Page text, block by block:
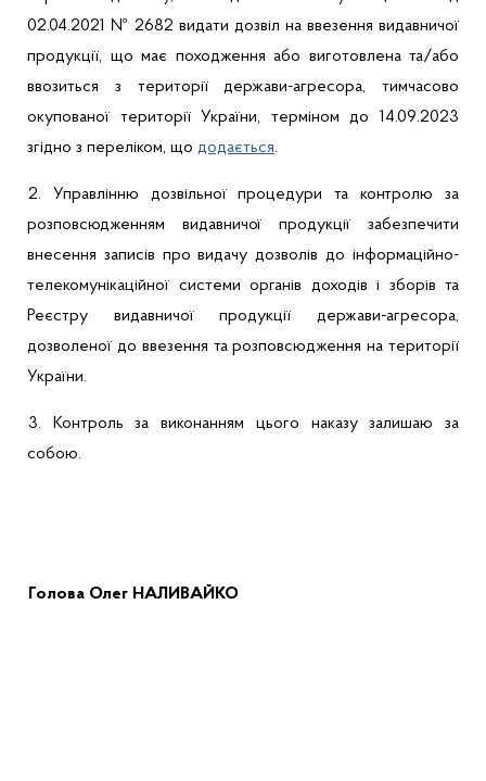
02.04.2021 № 2682 видати дозвіл на ввезення видавничої
продукції, що має походження або виготовлена та/або
ввозиться з території держави-агресора, тимчасово
окупованої території України, терміном до 14.09.2023
згідно з переліком, що додається.
2. Управліннюдозвільної процедури та контролю за
розповсюдженням видавничої продукціїзабезпечити
внесення записів про видачу дозволів до інформаційно-
телекомунікаційної системи органів доходів і зборів та
Реєстру видавничої продукції держави-агресора,
дозволеної до ввезення та розповсюдження на території
України.
3.
Контроль за виконанням цього наказу залишаю за
собою.
Голова Олег НАЛИВАЙКО